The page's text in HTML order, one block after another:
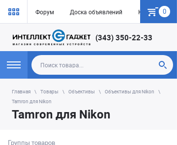
Форум Доска объявлений Как купить
0
(343) 350-22-33
Главная Товары Объективы
Объективы для Nikon
Tamron для Nikon
Tamron для Nikon
Группы товаров